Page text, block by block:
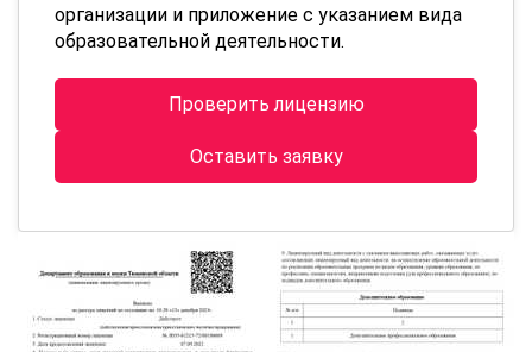
организации и приложение с указанием вида
образовательной деятельности.
Проверить лицензию
Оставить заявку